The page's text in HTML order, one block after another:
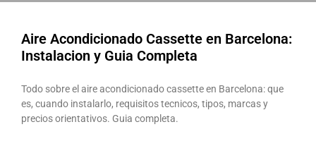
Aire Acondicionado Cassette en Barcelona:
Instalacion y Guia Completa
Todo sobre el aire acondicionado cassette en Barcelona: que
es, cuando instalarlo, requisitos tecnicos, tipos, marcas y
precios orientativos. Guia completa.